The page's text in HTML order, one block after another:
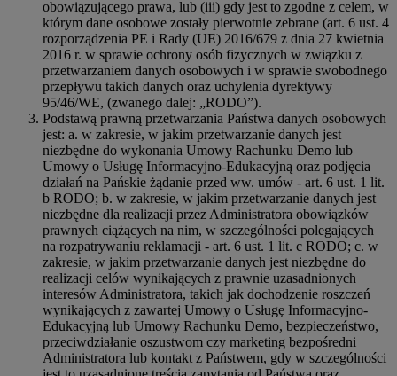
obowiązującego prawa, lub (iii) gdy jest to zgodne z celem, w
którym dane osobowe zostały pierwotnie zebrane (art. 6 ust. 4
rozporządzenia PE i Rady (UE) 2016/679 z dnia 27 kwietnia
2016 r. w sprawie ochrony osób fizycznych w związku z
przetwarzaniem danych osobowych i w sprawie swobodnego
przepływu takich danych oraz uchylenia dyrektywy
95/46/WE, (zwanego dalej: „RODO”).
Podstawą prawną przetwarzania Państwa danych osobowych
jest: a. w zakresie, w jakim przetwarzanie danych jest
niezbędne do wykonania Umowy Rachunku Demo lub
Umowy o Usługę Informacyjno-Edukacyjną oraz podjęcia
działań na Pańskie żądanie przed ww. umów - art. 6 ust. 1 lit.
b RODO; b. w zakresie, w jakim przetwarzanie danych jest
niezbędne dla realizacji przez Administratora obowiązków
prawnych ciążących na nim, w szczególności polegających
na rozpatrywaniu reklamacji - art. 6 ust. 1 lit. c RODO; c. w
zakresie, w jakim przetwarzanie danych jest niezbędne do
realizacji celów wynikających z prawnie uzasadnionych
interesów Administratora, takich jak dochodzenie roszczeń
wynikających z zawartej Umowy o Usługę Informacyjno-
Edukacyjną lub Umowy Rachunku Demo, bezpieczeństwo,
przeciwdziałanie oszustwom czy marketing bezpośredni
Administratora lub kontakt z Państwem, gdy w szczególności